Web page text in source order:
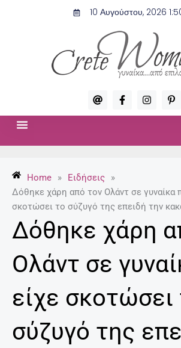
10 Αυγούστου, 2026
A
t
F
a
c
I
n
s
P
i
n
p
Home » Ειδήσεις
»
Δόθηκε χάρη από τον Ολάντ σε γυναίκα
σκοτώσει το σύζυγό της επειδή την
Δόθηκε χάρη
Ολάντ σε
είχε σκοτώσει
σύζυγό της